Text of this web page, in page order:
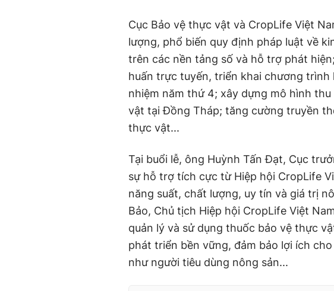
Cục Bảo vệ thực vật và CropLife Việt
lượng, phổ biến quy định pháp luật về
trên các nền tảng số và hỗ trợ phát
huấn trực tuyến, triển khai chương
nhiệm năm thứ 4; xây dựng mô hình
vật tại Đồng Tháp; tăng cường truyền
thực vật...
Tại buổi lễ, ông Huỳnh Tấn Đạt, Cục
sự hỗ trợ tích cực từ Hiệp hội CropLife
năng suất, chất lượng, uy tín và giá trị
Bảo, Chủ tịch Hiệp hội CropLife Việt
quản lý và sử dụng thuốc bảo vệ thực
phát triển bền vững, đảm bảo lợi ích
như người tiêu dùng nông sản...